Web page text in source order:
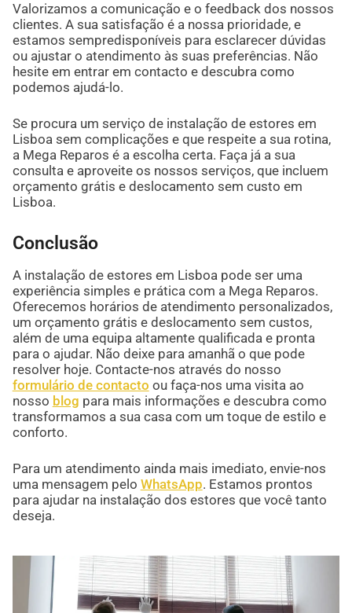
Valorizamos a comunicação e o feedback dos nossos
clientes. A sua satisfação é a nossa prioridade, e
estamos sempredisponíveis para esclarecer dúvidas
ou ajustar o atendimento às suas preferências. Não
hesite em entrar em contacto e descubra como
podemos ajudá-lo.
Se procura um serviço de instalação de estores em
Lisboa sem complicações e que respeite a sua rotina,
a Mega Reparos é a escolha certa. Faça já a sua
consulta e aproveite os nossos serviços, que incluem
orçamento grátis e deslocamento sem custo em
Lisboa.
Conclusão
A instalação de estores em Lisboa pode ser uma
experiência simples e prática com a Mega Reparos.
Oferecemos horários de atendimento personalizados,
um orçamento grátis e deslocamento sem custos,
além de uma equipa altamente qualificada e pronta
para o ajudar. Não deixe para amanhã o que pode
resolver hoje. Contacte-nos através do nosso
formulário de contacto ou faça-nos uma visita ao
nosso blog para mais informações e descubra como
transformamos a sua casa com um toque de estilo e
conforto.
Para um atendimento ainda mais imediato, envie-nos
uma mensagem pelo WhatsApp. Estamos prontos
para ajudar na instalação dos estores que você tanto
deseja.